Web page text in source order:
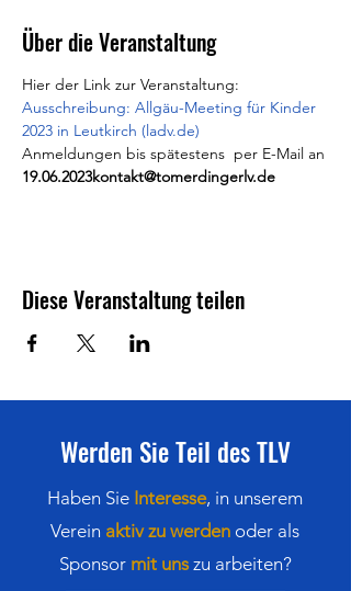
Über die Veranstaltung
Hier der Link zur Veranstaltung:
Ausschreibung: Allgäu-Meeting für Kinder
2023 in Leutkirch (ladv.de)
Anmeldungen bis spätestens per E-Mail an
19.06.2023kontakt@tomerdingerlv.de
Diese Veranstaltung teilen
Werden Sie Teil des TLV
Haben Sie Interesse, in unserem
Verein aktiv zu werden oder als
Sponsor mit unszu arbeiten?